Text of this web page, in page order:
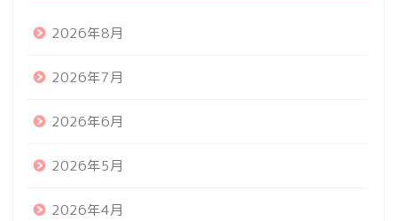
2026年8月
2026年7月
2026年6月
2026年5月
2026年4月